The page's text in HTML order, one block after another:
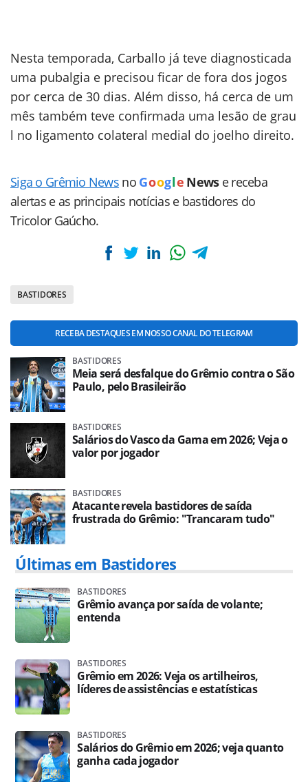
Nesta temporada, Carballo já teve diagnosticada
uma pubalgia e precisou ficar de fora dos jogos
por cerca de 30 dias. Além disso, há cerca de um
mês também teve confirmada uma lesão de grau
l no ligamento colateral medial do joelho direito.
Siga o Grêmio News no Goog le News e receba
alertas e as principais notícias e bastidores do
Tricolor Gaúcho.
BASTIDORES
RECEBA DESTAQUES EM NOSSO CANAL DO TELEGRAM
BASTIDORES
Meia será desfalque do Grêmio contra o São
Paulo, pelo Brasileirão
BASTIDORES
Salários do Vasco da Gama em 2026; Veja o
valor por jogador
BASTIDORES
Atacante revela bastidores de saída
frustrada do Grêmio: "Trancaram tudo"
Últimas em Bastidores
BASTIDORES
Grêmio avança por saída de volante;
entenda
BASTIDORES
Grêmio em 2026: Veja os artilheiros,
líderes de assistências e estatísticas
BASTIDORES
Salários do Grêmio em 2026; veja quanto
ganha cada jogador